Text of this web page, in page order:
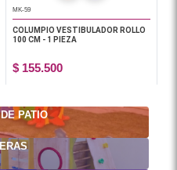
MK-59
COLUMPIO VESTIBULADOR ROLLO
100 CM - 1 PIEZA
$ 155.500
PATIO